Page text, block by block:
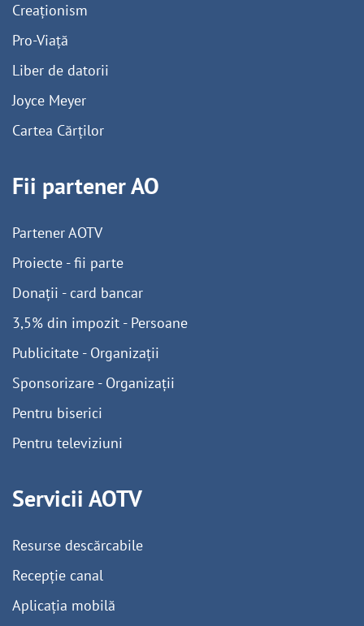
Creaționism
Pro-Viață
Liber de datorii
Joyce Meyer
Cartea Cărților
Fii partener AO
Partener AOTV
Proiecte - fii parte
Donații - card bancar
3,5% din impozit - Persoane
Publicitate - Organizații
Sponsorizare - Organizații
Pentru biserici
Pentru televiziuni
Servicii AOTV
Resurse descărcabile
Recepție canal
Aplicația mobilă